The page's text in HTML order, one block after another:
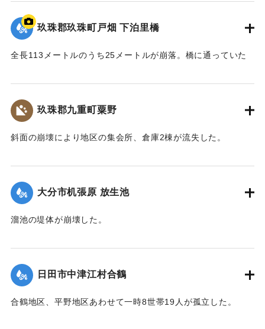
2020/7/6｜固有コード:
玖珠郡玖珠町戸畑 下泊里橋
全長113メートルのうち25メートルが崩落。橋に通っていた
た。
｜固有コード:01215062
玖珠郡九重町粟野
斜面の崩壊により地区の集会所、倉庫2棟が流失した。
2020/7/6｜固有コード:01215063
大分市机張原 放生池
溜池の堤体が崩壊した。
2020/7/6｜固有コード:01215064
日田市中津江村合鶴
合鶴地区、平野地区あわせて一時8世帯19人が孤立した。